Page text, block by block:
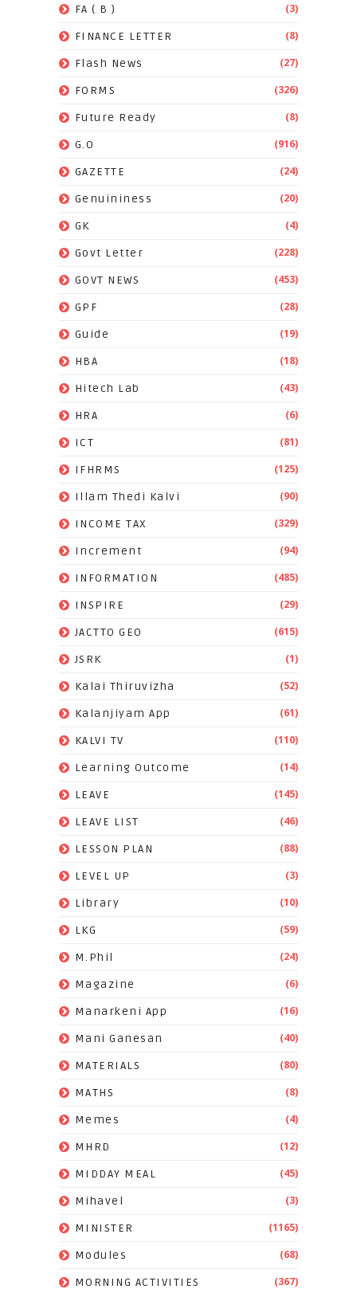
FA ( B ) (3)
FINANCE LETTER (8)
Flash News (27)
FORMS (326)
Future Ready (8)
G.O (916)
GAZETTE (24)
Genuininess (20)
GK (4)
Govt Letter (228)
GOVT NEWS (453)
GPF (28)
Guide (19)
HBA (18)
Hitech Lab (43)
HRA (6)
ICT (81)
IFHRMS (125)
Illam Thedi Kalvi (90)
INCOME TAX (329)
Increment (94)
INFORMATION (485)
INSPIRE (29)
JACTTO GEO (615)
JSRK (1)
Kalai Thiruvizha (52)
Kalanjiyam App (61)
KALVI TV (110)
Learning Outcome (14)
LEAVE (145)
LEAVE LIST (46)
LESSON PLAN (88)
LEVEL UP (3)
Library (10)
LKG (59)
M.Phil (24)
Magazine (6)
Manarkeni App (16)
Mani Ganesan (40)
MATERIALS (80)
MATHS (8)
Memes (4)
MHRD (12)
MIDDAY MEAL (45)
Mihavel (3)
MINISTER (1165)
Modules (68)
MORNING ACTIVITIES (367)